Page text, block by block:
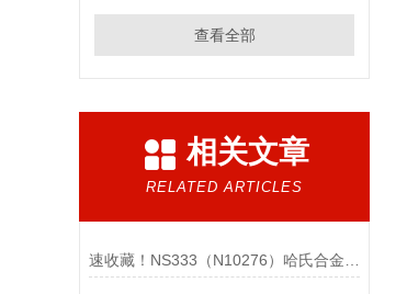
查看全部
相关文章
RELATED ARTICLES